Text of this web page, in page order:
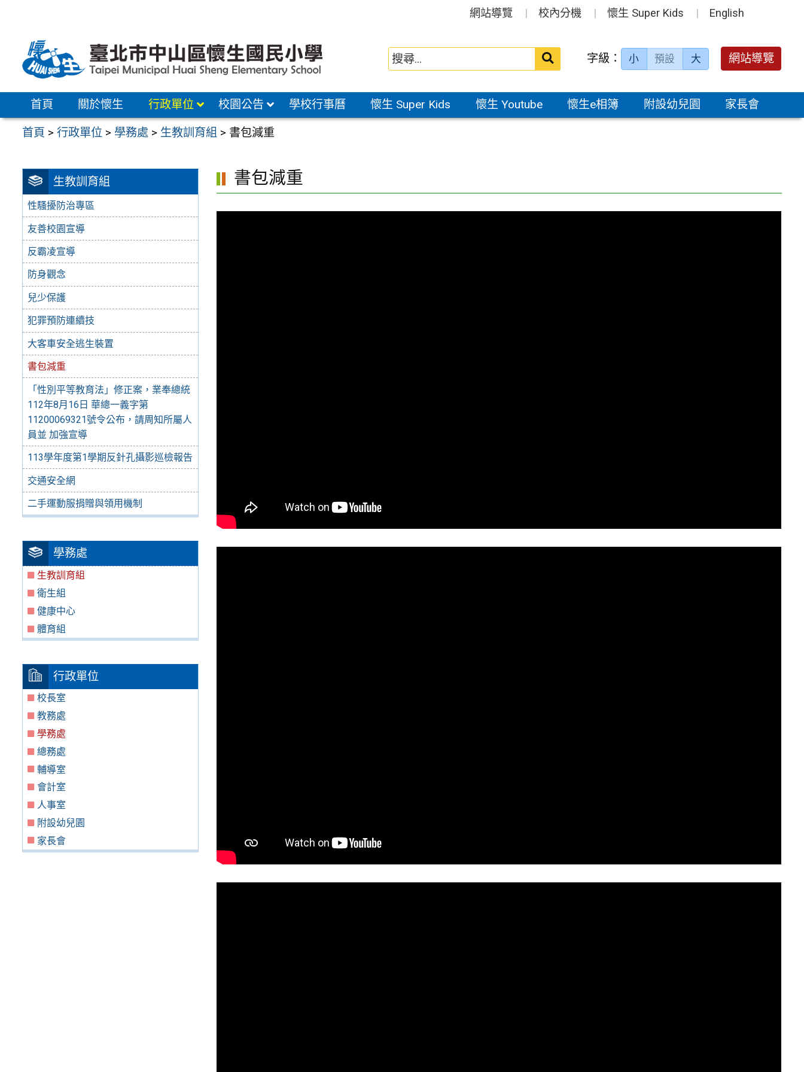
區
網站導覽 校內分機 懷生 Super Kids English
送出 字級： 小 預設 大 網站導覽
首頁 關於懷生 行政單位 校園公告 學校行事曆 懷生 Super Kids 懷生 Youtube 懷生e相簿 附設幼兒園 家長會
首頁 >行政單位 > 學務處 > 生教訓育組 > 書包減重
生教訓育組
性騷擾防治專區
友善校園宣導
反霸凌宣導
防身觀念
兒少保護
犯罪預防連續技
大客車安全逃生裝置
書包減重
「性別平等教育法」修正案，業奉總統
112年8月16日 華總一義字第
11200069321號令公布，請周知所屬人
員並 加強宣導
113學年度第1學期反針孔攝影巡檢報告
交通安全網
二手運動服捐贈與領用機制
學務處
生教訓育組
衛生組
健康中心
體育組
行政單位
校長室
教務處
學務處
總務處
輔導室
會計室
人事室
附設幼兒園
家長會
書包減重